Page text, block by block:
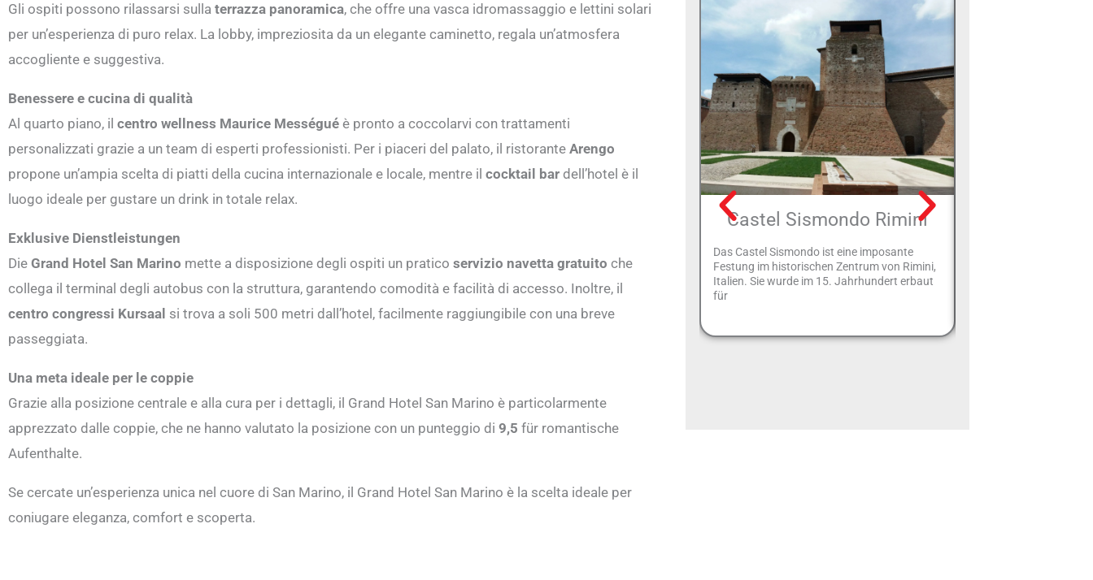
Gli ospiti possono rilassarsi sulla terrazza panoramica, che offre una vasca idromassaggio e lettini solari
per un’esperienza di puro relax. La lobby, impreziosita da un elegante caminetto, regala un’atmosfera
accogliente e suggestiva.
Benessere e cucina di qualità
Al quarto piano, il centro wellness Maurice Mességué è pronto a coccolarvi con trattamenti
personalizzati grazie a un team di esperti professionisti. Per i piaceri del palato, il ristorante Arengo
propone un’ampia scelta di piatti della cucina internazionale e locale, mentre il cocktail bar dell’hotel è il
luogo ideale per gustare un drink in totale relax.
Exklusive Dienstleistungen
Die Grand Hotel San Marino mette a disposizione degli ospiti un pratico servizio navetta gratuito che
collega il terminal degli autobus con la struttura, garantendo comodità e facilità di accesso. Inoltre, il
centro congressi Kursaal si trova a soli 500 metri dall’hotel, facilmente raggiungibile con una breve
passeggiata.
Una meta ideale per le coppie
Grazie alla posizione centrale e alla cura per i dettagli, il Grand Hotel San Marino è particolarmente
apprezzato dalle coppie, che ne hanno valutato la posizione con un punteggio di 9,5 für romantische
Aufenthalte.
Se cercate un’esperienza unica nel cuore di San Marino, il Grand Hotel San Marino è la scelta ideale per
coniugare eleganza, comfort e scoperta.
Castel Sismondo Rimini
Das Castel Sismondo ist eine imposante
Festung im historischen Zentrum von Rimini,
Italien. Sie wurde im 15. Jahrhundert erbaut
für